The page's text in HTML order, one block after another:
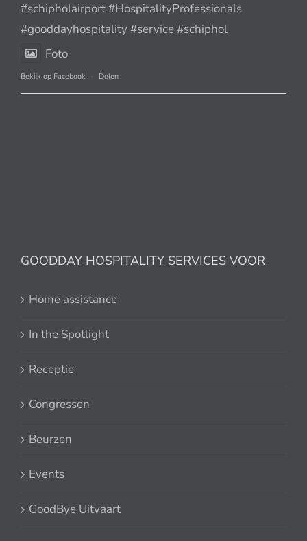
#schipholairport#HospitalityProfessionals
#gooddayhospitality#service#schiphol
Foto
Bekijk op Facebook · Delen
GOODDAY HOSPITALITY SERVICES VOOR
Home assistance
In the Spotlight
Receptie
Congressen
Beurzen
Events
GoodBye Uitvaart